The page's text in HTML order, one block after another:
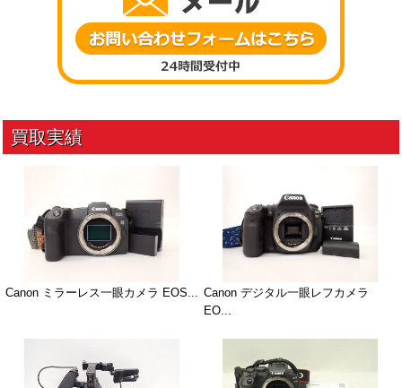
Canon ミラーレス一眼カメラ EOS... Canon デジタル一眼レフカメラ
EO...